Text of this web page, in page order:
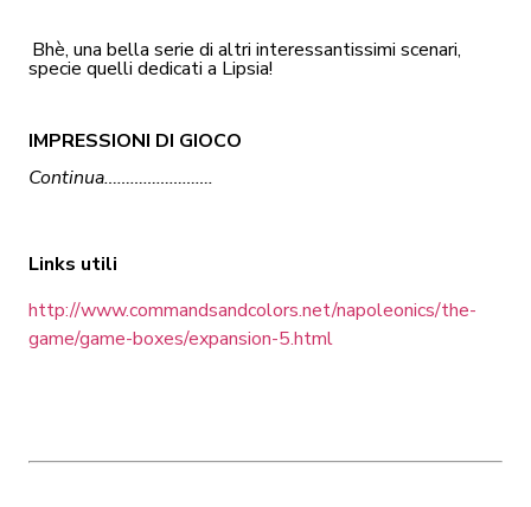
Bhè, una bella serie di altri interessantissimi scenari,
specie quelli dedicati a Lipsia!
IMPRESSIONI DI GIOCO
Continua…………………….
Links utili
http://www.commandsandcolors.net/napoleonics/the-
game/game-boxes/expansion-5.html